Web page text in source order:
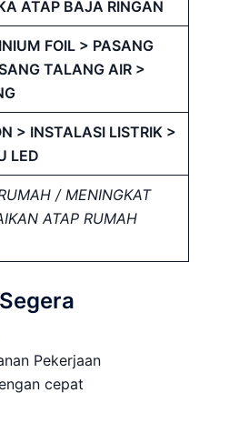
ATAP BAJA RINGAN
FOIL > PASANG
TALANG AIR >
> INSTALASI LISTRIK >
LED
/ MENINGKAT
ATAP RUMAH
Pekerjaan
cepat